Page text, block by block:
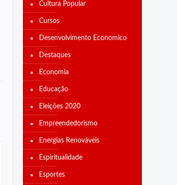
Cultura Popular
Cursos
Desenvolvimento Economico
Destaques
Economia
Educação
Eleições 2020
Empreendedorismo
Energias Renováveis
Espiritualidade
Esportes